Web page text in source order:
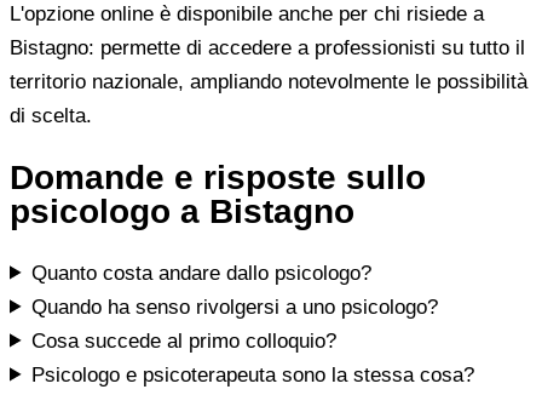
L'opzione online è disponibile anche per chi risiede a
Bistagno: permette di accedere a professionisti su tutto il
territorio nazionale, ampliando notevolmente le possibilità
di scelta.
Domande e risposte sullo
psicologo a Bistagno
Quanto costa andare dallo psicologo?
Quando ha senso rivolgersi a uno psicologo?
Cosa succede al primo colloquio?
Psicologo e psicoterapeuta sono la stessa cosa?